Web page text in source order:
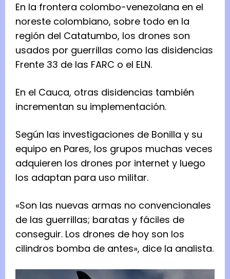
En la frontera colombo-venezolana en el
noreste colombiano, sobre todo en la
región del Catatumbo, los drones son
usados por guerrillas como las disidencias
Frente 33 de las FARC o el ELN.
En el Cauca, otras disidencias también
incrementan su implementación.
Según las investigaciones de Bonilla y su
equipo en Pares, los grupos muchas veces
adquieren los drones por internet y luego
los adaptan para uso militar.
«Son las nuevas armas no convencionales
de las guerrillas; baratas y fáciles de
conseguir. Los drones de hoy son los
cilindros bomba de antes», dice la analista.